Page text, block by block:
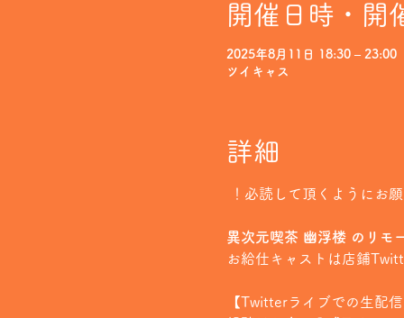
開催日時・開
2025年8月11日 18:30 – 23:00
ツイキャス
詳細
！必読して頂くようにお
異次元喫茶 幽浮楼 のリモ
お給仕キャストは店鋪
【Twitterライブでの生配